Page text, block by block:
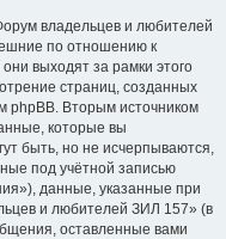
владельцев и любителей
по отношению к
выходят за рамки этого
страниц, созданных
phpBB. Вторым источником
которые вы
быть, но не исчерпываются,
под учётной записью
данные, указанные при
и любителей ЗИЛ 157» (в
оставленные вами